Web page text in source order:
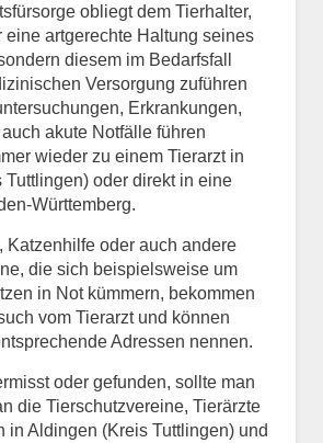
obliegt dem Tierhalter,
eine artgerechte Haltung seines
diesem im Bedarfsfall
Versorgung zuführen
Erkrankungen,
auch akute Notfälle führen
wieder zu einem Tierarzt in
oder direkt in eine
Württemberg.
Katzenhilfe oder auch andere
die sich beispielsweise um
in Not kümmern, bekommen
vom Tierarzt und können
Adressen nennen.
oder gefunden, sollte man
die Tierschutzvereine, Tierärzte
in Aldingen (Kreis Tuttlingen) und